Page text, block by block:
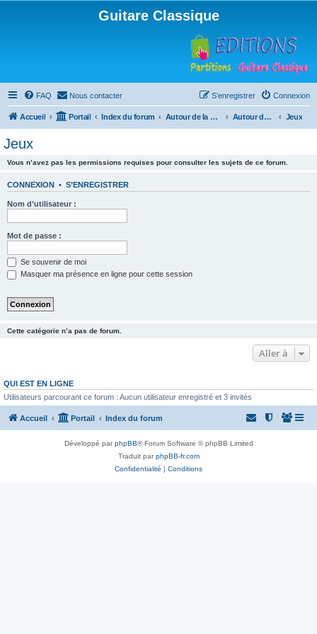
Guitare Classique
FAQ Nous contacter Connexion
S’enregistrer
Accueil Portail Index du forum Autour de la machine à café Autour de la machine à café Jeux
Jeux
Vous n’avez pas les permissions requises pour consulter les sujets de ce forum.
CONNEXION • S’ENREGISTRER
Nom d’utilisateur :
Mot de passe :
Se souvenir de moi
Masquer ma présence en ligne pour cette session
Cette catégorie n’a pas de forum.
Aller à
QUI EST EN LIGNE
Utilisateurs parcourant ce forum : Aucun utilisateur enregistré et 3 invités
Accueil Portail Index du forum
Développé parphpBB® Forum Software © phpBB Limited
Traduit parphpBB-fr.com
Confidentialité | Conditions